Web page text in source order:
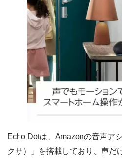
Echo Dotは、Amazonの音声ア
クサ）」を搭載しており、声だ